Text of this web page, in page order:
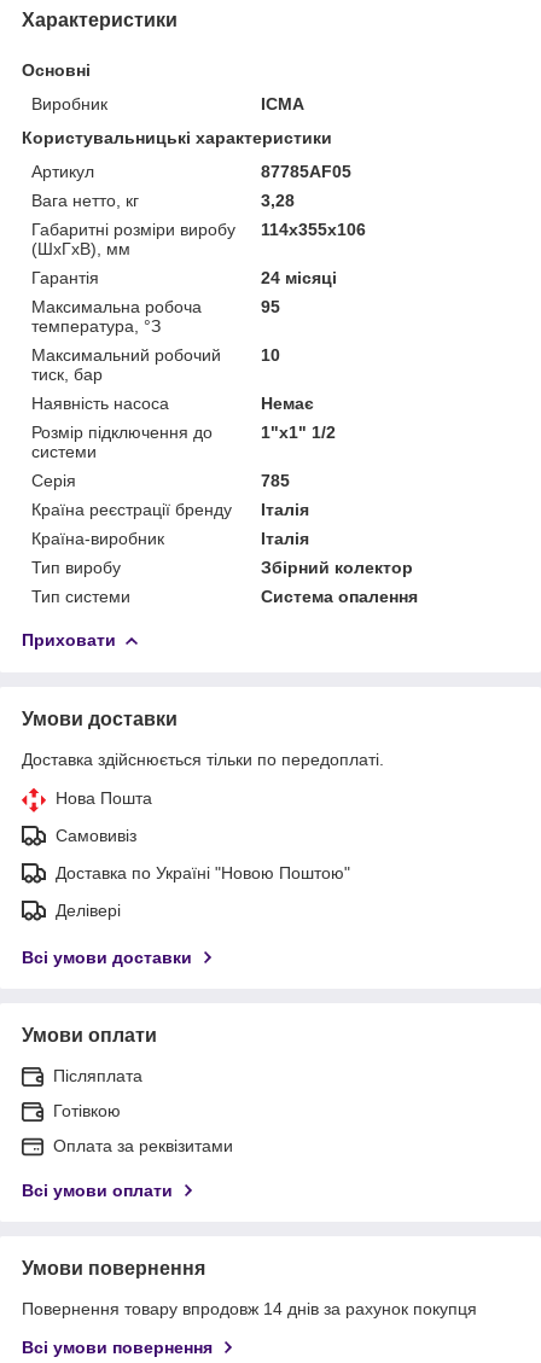
Характеристики
Основні
Виробник
ICMA
Користувальницькі характеристики
Артикул
87785AF05
Вага нетто, кг
3,28
Габаритні розміри виробу
(ШхГхВ), мм
114х355х106
Гарантія
24 місяці
Максимальна робоча
температура, °З
95
Максимальний робочий
тиск, бар
10
Наявність насоса
Немає
Розмір підключення до
системи
1"х1" 1/2
Серія
785
Країна реєстрації бренду
Італія
Країна-виробник
Італія
Тип виробу
Збірний колектор
Тип системи
Система опалення
Приховати
Умови доставки
Доставка здійснюється тільки по передоплаті.
Нова Пошта
Самовивіз
Доставка по Україні "Новою Поштою"
Делівері
Всі умови доставки
Умови оплати
Післяплата
Готівкою
Оплата за реквізитами
Всі умови оплати
Умови повернення
Повернення товару впродовж 14 днів за рахунок покупця
Всі умови повернення